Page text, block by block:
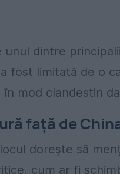
unul dintre
fost limitată de o
în mod clandestin
față de
dorește să
cum ar fi